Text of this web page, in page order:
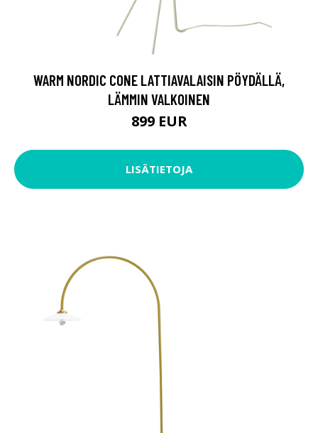
WARM NORDIC CONE LATTIAVALAISIN PÖYDÄLLÄ,
LÄMMIN VALKOINEN
899 EUR
LISÄTIETOJA